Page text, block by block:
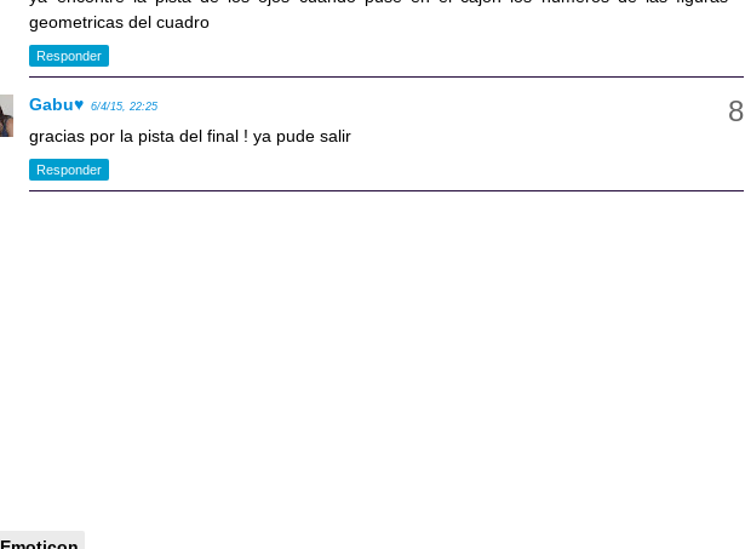
geometricas del cuadro
Responder
Gabu♥ 6/4/15, 22:25
gracias por la pista del final ! ya pude salir
Responder